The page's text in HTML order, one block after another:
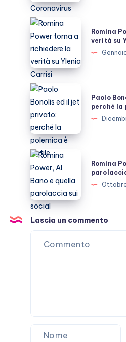
a
causa
del
Coronavirus
Romina
Power
torna
a
richiedere
la
verità
su
Ylenia
Carrisi
Romina
verità su
Paolo
Bonolis
ed
il
jet
privato:
perché
la
polemica
è
inutile
Paolo
perché la
Romina
Power,
Al
Bano
e
quella
parolaccia
Romina
Ottobre
Lascia un commento